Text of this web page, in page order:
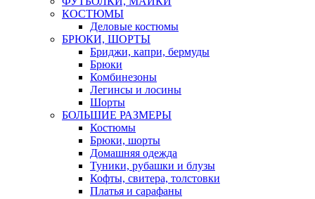
КОСТЮМЫ
Деловые костюмы
БРЮКИ, ШОРТЫ
Бриджи, капри, бермуды
Брюки
Комбинезоны
Легинсы и лосины
Шорты
БОЛЬШИЕ РАЗМЕРЫ
Костюмы
Брюки, шорты
Домашняя одежда
Туники, рубашки и блузы
Кофты, свитера, толстовки
Платья и сарафаны